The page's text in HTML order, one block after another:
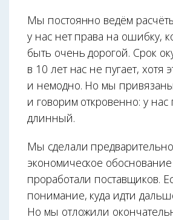
Мы постоянно ведём
у нас нет права на ошибку,
быть очень дорогой. Срок
в 10 лет нас не пугает, хотя
и немодно. Но мы
и говорим откровенно: у нас
длинный.
Мы сделали
экономическое обоснование
проработали поставщиков.
понимание, куда идти
Но мы отложили